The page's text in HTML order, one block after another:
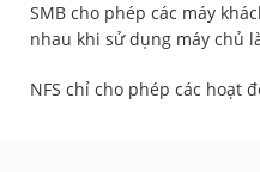
SMB cho phép các máy
nhau khi sử dụng máy chủ
NFS chỉ cho phép các hoạt